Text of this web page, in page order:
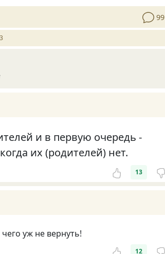
99
и в первую очередь -
их (родителей) нет.
13
уж не вернуть!
12